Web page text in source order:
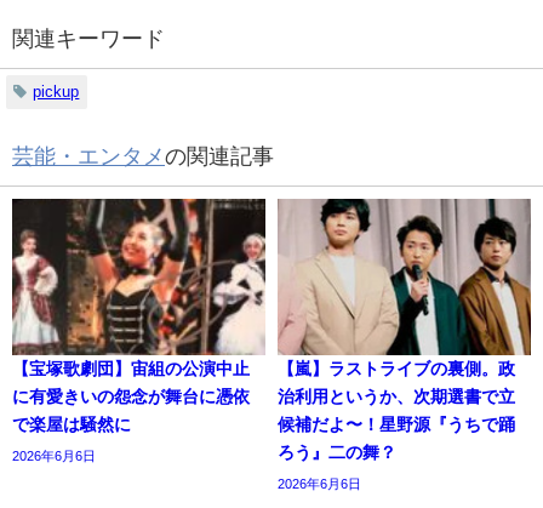
関連キーワード
pickup
芸能・エンタメの関連記事
【宝塚歌劇団】宙組の公演中止
に有愛きいの怨念が舞台に憑依
で楽屋は騒然に
2026年6月6日
【嵐】ラストライブの裏側。政
治利用というか、次期選書で立
候補だよ〜！星野源『うちで踊
ろう』二の舞？
2026年6月6日